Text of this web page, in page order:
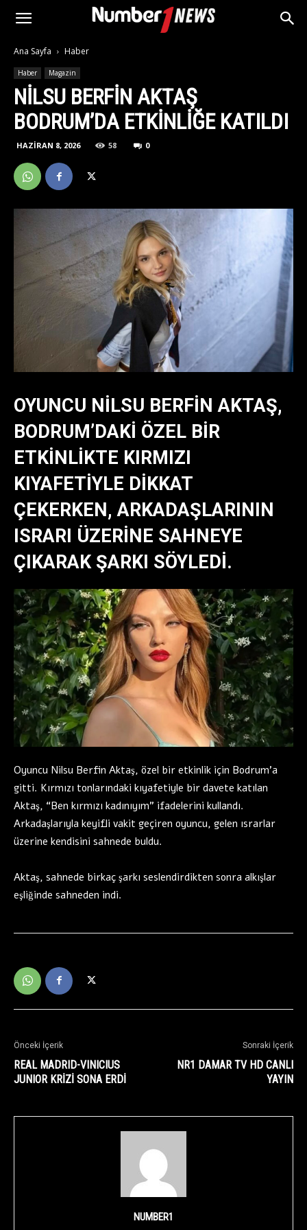
Ana Sayfa Haber
Haber Magazin
NILSU BERFIN AKTAŞ
BODRUM’DA ETKINLIĞE KATILDI
HAZIRAN 8, 2026 58 0
OYUNCU NILSU BERFIN AKTAŞ,
BODRUM’DAKI ÖZEL BIR
ETKINLIKTE KIRMIZI
KIYAFETIYLE DIKKAT
ÇEKERKEN, ARKADAŞLARININ
ISRARI ÜZERINE SAHNEYE
ÇIKARAK ŞARKI SÖYLEDI.
Oyuncu Nilsu Berfin Aktaş, özel bir etkinlik için Bodrum’a
gitti. Kırmızı tonlarındaki kıyafetiyle bir davete katılan
Aktaş, “Ben kırmızı kadınıyım” ifadelerini kullandı.
Arkadaşlarıyla keyifli vakit geçiren oyuncu, gelen ısrarlar
üzerine kendisini sahnede buldu.
Aktaş, sahnede birkaç şarkı seslendirdikten sonra alkışlar
eşliğinde sahneden indi.
Önceki İçerik
REAL MADRID-VINICIUS
JUNIOR KRİZİ SONA ERDİ
Sonraki İçerik
NR1 DAMAR TV HD CANLI
YAYIN
NUMBER1